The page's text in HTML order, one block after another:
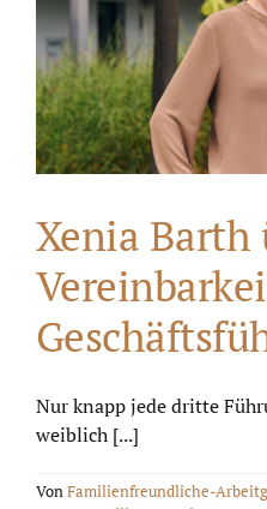
Xenia Barth
Nur knapp jede dritte
weiblich [...]
VonFamilienfreundliche-